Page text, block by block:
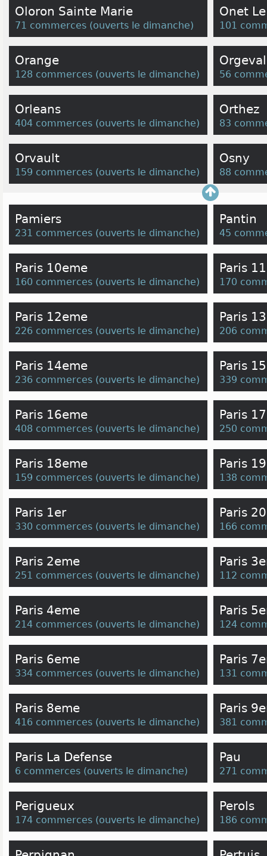
Oloron Sainte Marie
71 commerces (ouverts le dimanche)
Onet
101
Orange
128 commerces (ouverts le dimanche)
Orgeval
56
Orleans
404 commerces (ouverts le dimanche)
Orthez
83
Orvault
159 commerces (ouverts le dimanche)
Osny
88
Pamiers
231 commerces (ouverts le dimanche)
Pantin
45
Paris 10eme
160 commerces (ouverts le dimanche)
Paris
170
Paris 12eme
226 commerces (ouverts le dimanche)
Paris
206
Paris 14eme
236 commerces (ouverts le dimanche)
Paris
339
Paris 16eme
408 commerces (ouverts le dimanche)
Paris
250
Paris 18eme
159 commerces (ouverts le dimanche)
Paris
138
Paris 1er
330 commerces (ouverts le dimanche)
Paris
166
Paris 2eme
251 commerces (ouverts le dimanche)
Paris
112
Paris 4eme
214 commerces (ouverts le dimanche)
Paris
124
Paris 6eme
334 commerces (ouverts le dimanche)
Paris
131
Paris 8eme
416 commerces (ouverts le dimanche)
Paris
381
Paris La Defense
6 commerces (ouverts le dimanche)
Pau
271
Perigueux
174 commerces (ouverts le dimanche)
Perols
186